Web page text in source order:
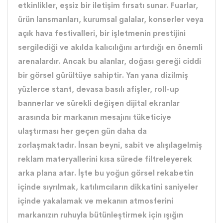
etkinlikler, eşsiz bir iletişim fırsatı sunar. Fuarlar,
ürün lansmanları, kurumsal galalar, konserler veya
açık hava festivalleri, bir işletmenin prestijini
sergilediği ve akılda kalıcılığını artırdığı en önemli
arenalardır. Ancak bu alanlar, doğası gereği ciddi
bir görsel gürültüye sahiptir. Yan yana dizilmiş
yüzlerce stant, devasa basılı afişler, roll-up
bannerlar ve sürekli değişen dijital ekranlar
arasında bir markanın mesajını tüketiciye
ulaştırması her geçen gün daha da
zorlaşmaktadır. İnsan beyni, sabit ve alışılagelmiş
reklam materyallerini kısa sürede filtreleyerek
arka plana atar. İşte bu yoğun görsel rekabetin
içinde sıyrılmak, katılımcıların dikkatini saniyeler
içinde yakalamak ve mekanın atmosferini
markanızın ruhuyla bütünleştirmek için ışığın